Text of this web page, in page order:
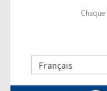
Français